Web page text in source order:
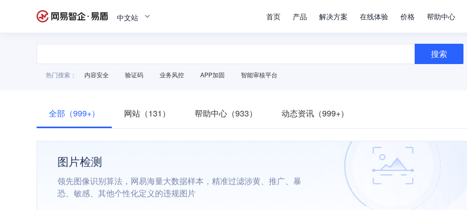
中文站 首页 产品 解决方案 在线体验 价格 帮助中心
搜索
热门搜索： 内容安全 验证码 业务风控 APP加固 智能审核平台
全部（999+） 网站（131） 帮助中心（933） 动态资讯（999+）
图片检测
领先图像识别算法，网易海量大数据样本，精准过滤涉黄、推广、暴
恐、敏感、其他个性化定义的违规图片